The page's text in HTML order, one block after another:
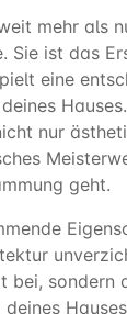
mehr als
Sie ist das
eine
nur
geht.
bei, sondern